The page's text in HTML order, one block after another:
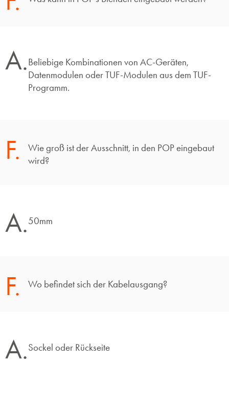
A.Beliebige Kombinationen von AC-Geräten,
Datenmodulen oder TUF-Modulen aus dem TUF-
Programm.
F.
Wie groß ist der Ausschnitt, in den POP eingebaut
wird?
A.50mm
F. Wo befindet sich der Kabelausgang?
A.Sockel oder Rückseite